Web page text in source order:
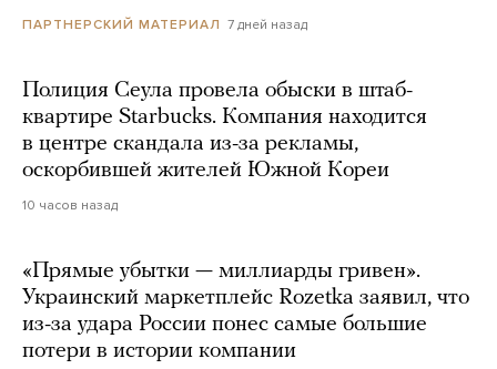
ПАРТНЕРСКИЙ МАТЕРИАЛ 7 дней назад
Полиция Сеула провела обыски в штаб-
квартире Starbucks. Компания находится
в центре скандала из-за рекламы,
оскорбившей жителей Южной Кореи
10 часов назад
«Прямые убытки — миллиарды гривен».
Украинский маркетплейс Rozetka заявил, что
из-за удара России понес самые большие
потери в истории компании